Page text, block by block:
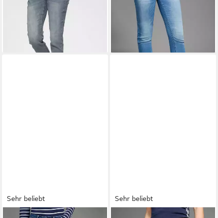
Leibhöhe, 7/8-Länge
Sehr beliebt Sehr beliebt